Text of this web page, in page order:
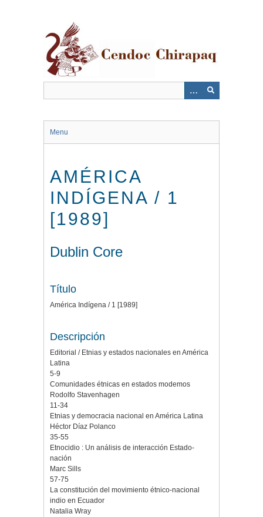
Menu
AMÉRICA
INDÍGENA / 1
[1989]
Dublin Core
Título
América Indígena / 1 [1989]
Descripción
Editorial / Etnias y estados nacionales en América
Latina
5-9
Comunidades étnicas en estados modemos
Rodolfo Stavenhagen
11-34
Etnias y democracia nacional en América Latina
Héctor Díaz Polanco
35-55
Etnocidio : Un análisis de interacción Estado-
nación
Marc Sills
57-75
La constitución del movimiento étnico-nacional
indio en Ecuador
Natalia Wray